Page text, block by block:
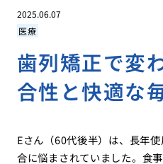
2025.06.07
医療
歯列矯正で変
合性と快適な
Eさん（60代後半）は、長年
合に悩まされていました。食